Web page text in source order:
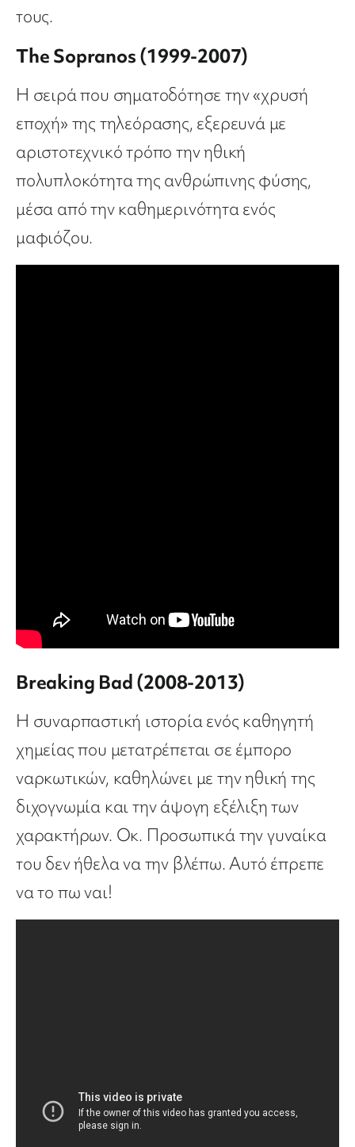
τους.
The Sopranos (1999-2007)
Η σειρά που σηματοδότησε την «χρυσή
εποχή» της τηλεόρασης, εξερευνά με
αριστοτεχνικό τρόπο την ηθική
πολυπλοκότητα της ανθρώπινης φύσης,
μέσα από την καθημερινότητα ενός
μαφιόζου.
Breaking Bad (2008-2013)
Η συναρπαστική ιστορία ενός καθηγητή
χημείας που μετατρέπεται σε έμπορο
ναρκωτικών, καθηλώνει με την ηθική της
διχογνωμία και την άψογη εξέλιξη των
χαρακτήρων. Οκ. Προσωπικά την γυναίκα
του δεν ήθελα να την βλέπω. Αυτό έπρεπε
να το πω ναι!